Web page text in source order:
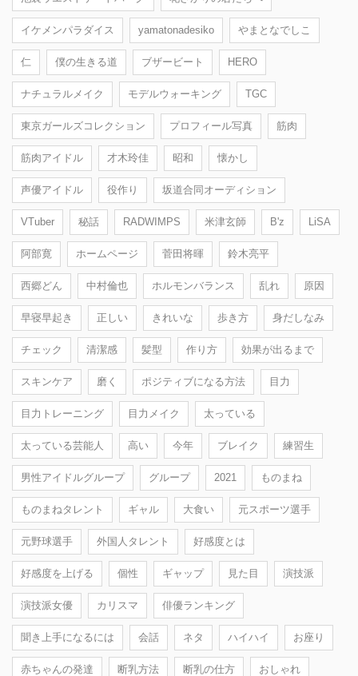
イケメンパラダイス yamatonadesiko やまとなでしこ
仁 僕の生きる道 ブザービート HERO
ナチュラルメイク モデルウォーキング TGC
東京ガールズコレクション プロフィール写真 筋肉
筋肉アイドル 才木玲佳 昭和 懐かし
声優アイドル 役作り 坂道合同オーディション
VTuber 秘話 RADWIMPS 米津玄師 B'z LiSA
阿部寛 ホームページ 菅田将暉 鈴木亮平
西郷どん 中村倫也 ホルモンバランス 乱れ 原因
早寝早起き 正しい きれいな 歩き方 身だしなみ
チェック 清潔感 髪型 作り方 効果が出るまで
スキンケア 磨く ポジティブになる方法 目力
目力トレーニング 目力メイク 太っている
太っている芸能人 高い 今年 ブレイク 練習生
男性アイドルグループ グループ 2021 ものまね
ものまねタレント ギャル 大食い 元スポーツ選手
元野球選手 外国人タレント 好感度とは
好感度を上げる 個性 ギャップ 見た目 演技派
演技派女優 カリスマ 俳優ランキング
聞き上手になるには 会話 ネタ ハイハイ お座り
赤ちゃんの発達 断乳方法 断乳の仕方 おしゃれ